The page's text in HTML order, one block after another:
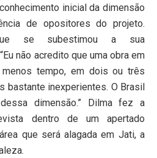
inicial da dimensão
de opositores do projeto.
se subestimou a sua
não acredito que uma obra em
tempo, em dois ou três
bastante inexperientes. O Brasil
dimensão.” Dilma fez a
dentro de um apertado
que será alagada em Jati, a